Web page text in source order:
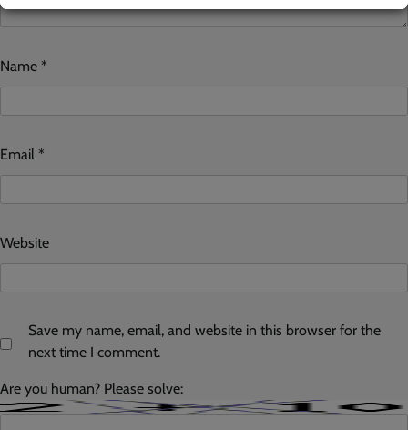
Name *
Email *
Website
Save my name, email, and website in this browser for the
next time I comment.
Are you human? Please solve: